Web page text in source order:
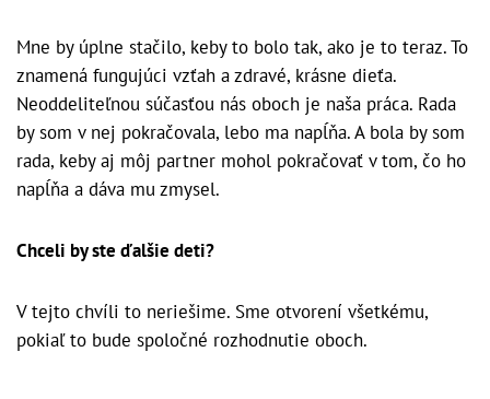
Mne by úplne stačilo, keby to bolo tak, ako je to teraz. To
znamená fungujúci vzťah a zdravé, krásne dieťa.
Neoddeliteľnou súčasťou nás oboch je naša práca. Rada
by som v nej pokračovala, lebo ma napĺňa. A bola by som
rada, keby aj môj partner mohol pokračovať v tom, čo ho
napĺňa a dáva mu zmysel.
Chceli by ste ďalšie deti?
V tejto chvíli to neriešime. Sme otvorení všetkému,
pokiaľ to bude spoločné rozhodnutie oboch.